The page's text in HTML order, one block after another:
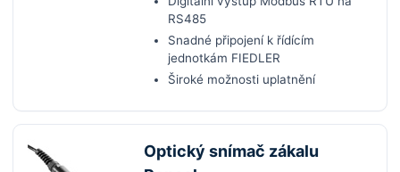
RS485
Snadné připojení k řídícím
jednotkám FIEDLER
Široké možnosti uplatnění
Optický snímač zákalu